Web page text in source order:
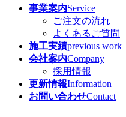
事業案内Service
ご注文の流れ
よくあるご質問
施工実績previous work
会社案内Company
採用情報
更新情報Information
お問い合わせContact